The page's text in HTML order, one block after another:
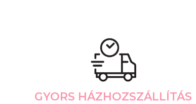
GYORS HÁZHOZSZÁLLÍTÁS